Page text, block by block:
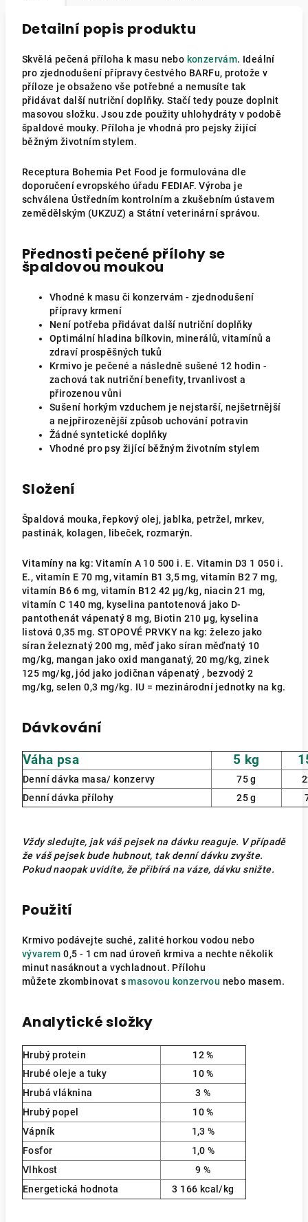
Detailní popis produktu
Skvělá pečená příloha k masu nebo konzervám. Ideální
pro zjednodušení přípravy čestvého BARFu, protože v
příloze je obsaženo vše potřebné a nemusíte tak
přidávat další nutriční doplňky. Stačí tedy pouze doplnit
masovou složku. Jsou zde použity uhlohydráty v podobě
špaldové mouky. Příloha je vhodná pro pejsky žijící
běžným životním stylem.
Receptura Bohemia Pet Food je formulována dle
doporučení evropského úřadu FEDIAF. Výroba je
schválena Ústředním kontrolním a zkušebním ústavem
zemědělským (UKZUZ) a Státní veterinární správou.
Přednosti pečené přílohy se
špaldovou moukou
Vhodné k masu či konzervám - zjednodušení
přípravy krmení
Není potřeba přidávat další nutriční doplňky
Optimální hladina bílkovin, minerálů, vitamínů a
zdraví prospěšných tuků
Krmivo je pečené a následně sušené 12 hodin -
zachová tak nutriční benefity, trvanlivost a
přirozenou vůni
Sušení horkým vzduchem je nejstarší, nejšetrnější
a nejpřirozenější způsob uchování potravin
Žádné syntetické doplňky
Vhodné pro psy žijící běžným životním stylem
Složení
Špaldová mouka, řepkový olej, jablka, petržel, mrkev,
pastinák, kolagen, libeček, rozmarýn.
Vitamíny na kg: Vitamín A 10 500 i. E. Vitamin D3 1 050 i.
E., vitamín E 70 mg, vitamín B1 3,5 mg, vitamín B2 7 mg,
vitamín B6 6 mg, vitamín B12 42 μg/kg, niacin 21 mg,
vitamín C 140 mg, kyselina pantotenová jako D-
pantothenát vápenatý 8 mg, Biotin 210 μg, kyselina
listová 0,35 mg. STOPOVÉ PRVKY na kg: železo jako
síran železnatý 200 mg, měď jako síran měďnatý 10
mg/kg, mangan jako oxid manganatý, 20 mg/kg, zinek
125 mg/kg, jód jako jodičnan vápenatý , bezvodý 2
mg/kg, selen 0,3 mg/kg. IU = mezinárodní jednotky na kg.
Dávkování
Váha psa 5 kg
Denní dávka masa/ konzervy 75 g
Denní dávka přílohy
25 g
Vždy sledujte, jak váš pejsek na dávku reaguje. V případě
že váš pejsek bude hubnout, tak denní dávku zvyšte.
Pokud naopak uvidíte, že přibírá na váze, dávku snižte.
Použití
Krmivo podávejte suché, zalité horkou vodou nebo
vývarem 0,5 - 1 cm nad úroveň krmiva a nechte několik
minut nasáknout a vychladnout. Přílohu
můžete zkombinovat smasovou konzervou nebo masem.
Analytické složky
Hrubý protein
12 %
Hrubé oleje a tuky
10 %
Hrubá vláknina
3 %
Hrubý popel
10 %
Vápník
1,3 %
Fosfor
1,0 %
Vlhkost
9 %
Energetická hodnota
3 166 kcal/kg